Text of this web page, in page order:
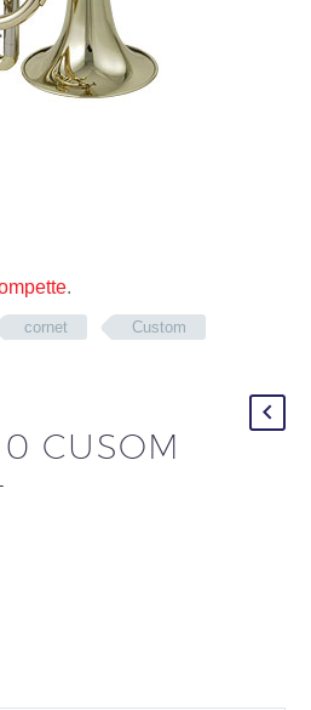
.
cornet Custom
CUSOM